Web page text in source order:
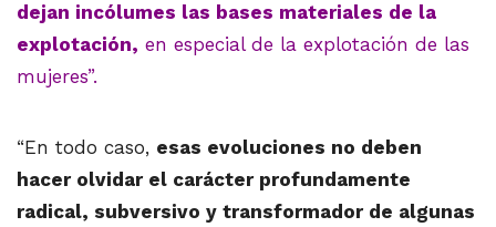
dejan incólumes las bases materiales de la
explotación, en especial de la explotación de las
mujeres”.
“En todo caso, esas evoluciones no deben
hacer olvidar el carácter profundamente
radical, subversivo y transformador de algunas